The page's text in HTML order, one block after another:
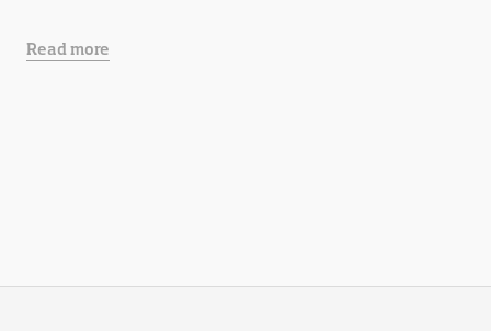
Read more